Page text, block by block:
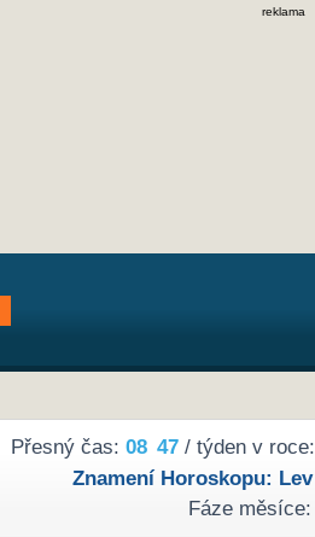
reklama
Přesný čas: 08 47/ týden v roce:
Znamení Horoskopu: Lev
Fáze měsíce: